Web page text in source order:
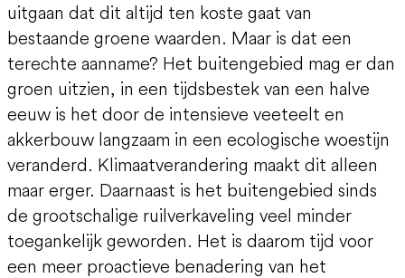
uitgaan dat dit altijd ten koste gaat van
bestaande groene waarden. Maar is dat een
terechte aanname? Het buitengebied mag er dan
groen uitzien, in een tijdsbestek van een halve
eeuw is het door de intensieve veeteelt en
akkerbouw langzaam in een ecologische woestijn
veranderd. Klimaatverandering maakt dit alleen
maar erger. Daarnaast is het buitengebied sinds
de grootschalige ruilverkaveling veel minder
toegankelijk geworden. Het is daarom tijd voor
een meer proactieve benadering van het